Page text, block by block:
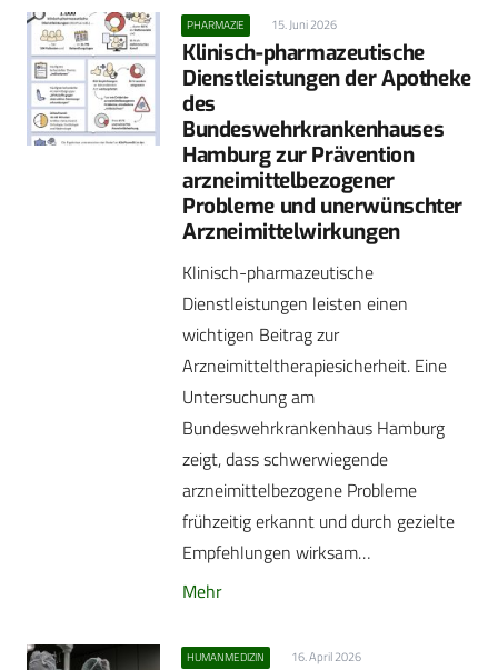
PHARMAZIE 15. Juni 2026
Klinisch-pharmazeutische
Dienstleistungen der Apotheke
des
Bundeswehrkrankenhauses
Hamburg zur Prävention
arzneimittel­bezogener
Probleme und unerwünschter
Arzneimittelwirkungen
Klinisch-pharmazeutische
Dienstleistungen leisten einen
wichtigen Beitrag zur
Arzneimitteltherapiesicherheit. Eine
Untersuchung am
Bundeswehrkrankenhaus Hamburg
zeigt, dass schwerwiegende
arzneimittelbezogene Probleme
frühzeitig erkannt und durch gezielte
Empfehlungen wirksam…
Mehr
HUMANMEDIZIN 16. April 2026